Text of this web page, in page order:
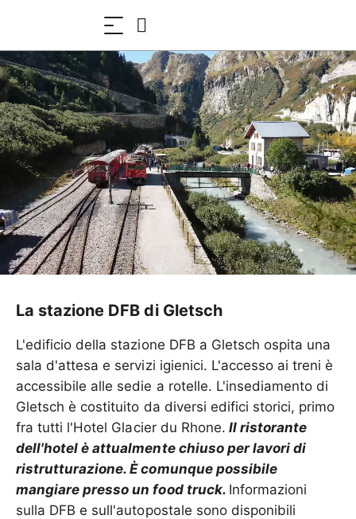
La stazione DFB di Gletsch
L'edificio della stazione DFB a Gletsch ospita una
sala d'attesa e servizi igienici. L'accesso ai treni è
accessibile alle sedie a rotelle. L'insediamento di
Gletsch è costituito da diversi edifici storici, primo
fra tutti l'Hotel Glacier du Rhone. Il ristorante
dell'hotel è attualmente chiuso per lavori di
ristrutturazione. È comunque possibile
mangiare presso un food truck. Informazioni
sulla DFB e sull'autopostale sono disponibili